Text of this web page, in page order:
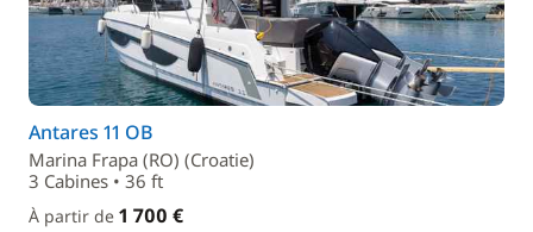
Antares 11 OB
Marina Frapa (RO) (Croatie)
3 Cabines • 36 ft
À partir de 1 700 €